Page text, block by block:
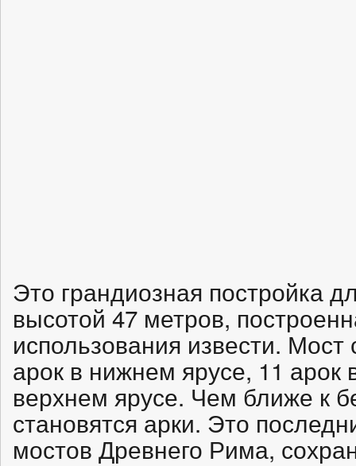
Это грандиозная постройка
высотой 47 метров,
использования извести. Мост
арок в нижнем ярусе, 11 арок
верхнем ярусе. Чем ближе к
становятся арки. Это
мостов Древнего Рима,